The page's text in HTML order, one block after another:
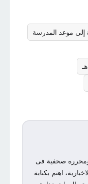
إلى موعد المدرسة
ومحرره صحفية فى
اهتم بكتابة